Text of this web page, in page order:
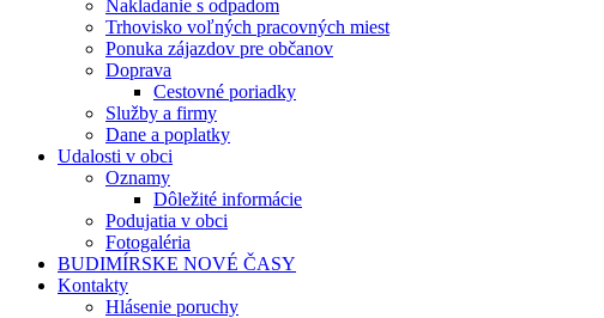
Nakladanie s odpadom
Trhovisko voľných pracovných miest
Ponuka zájazdov pre občanov
Doprava
Cestovné poriadky
Služby a firmy
Dane a poplatky
Udalosti v obci
Oznamy
Dôležité informácie
Podujatia v obci
Fotogaléria
BUDIMÍRSKE NOVÉ ČASY
Kontakty
Hlásenie poruchy